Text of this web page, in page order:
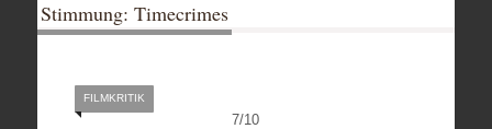
Stimmung: Timecrimes
7/10
FILMKRITIK